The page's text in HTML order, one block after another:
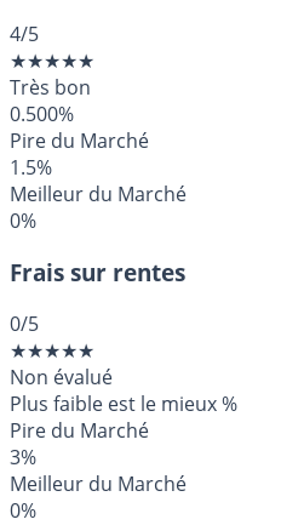
4/5
★★★★★
Très bon
0.500%
Pire du Marché
1.5%
Meilleur du Marché
0%
Frais sur rentes
0/5
★★★★★
Non évalué
Plus faible est le mieux%
Pire du Marché
3%
Meilleur du Marché
0%